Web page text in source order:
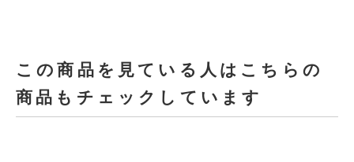
この商品を見ている人はこちらの
商品もチェックしています